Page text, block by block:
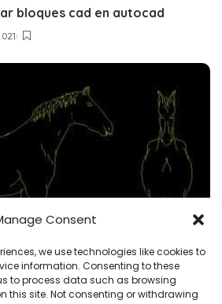
Consent
we use technologies like cookies to
information. Consenting to these
to process data such as browsing
this site. Not consenting or withdrawing
bloques cad en autocad